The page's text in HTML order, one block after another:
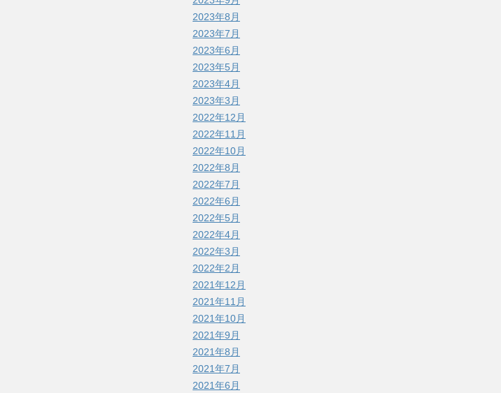
2023年8月
2023年7月
2023年6月
2023年5月
2023年4月
2023年3月
2022年12月
2022年11月
2022年10月
2022年8月
2022年7月
2022年6月
2022年5月
2022年4月
2022年3月
2022年2月
2021年12月
2021年11月
2021年10月
2021年9月
2021年8月
2021年7月
2021年6月